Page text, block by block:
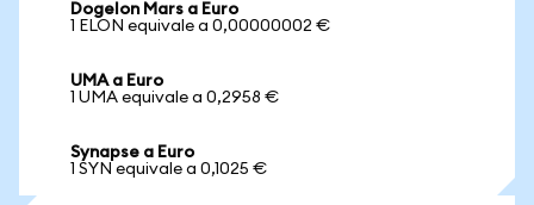
Dogelon Mars a Euro
1 ELON equivale a 0,00000002 €
UMA a Euro
1 UMA equivale a 0,2958 €
Synapse a Euro
1 SYN equivale a 0,1025 €